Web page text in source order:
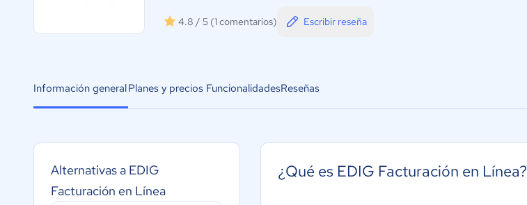
4.8 / 5 (1 comentarios) Escribir reseña
Información generalPlanes y precios FuncionalidadesReseñas
Alternativas a EDIG
Facturación en Línea
¿Qué es EDIG Facturación en Línea?